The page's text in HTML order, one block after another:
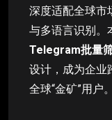
深度适配全球
与多语言识别。
Telegram批量
设计，成为企业
全球“金矿”用户。